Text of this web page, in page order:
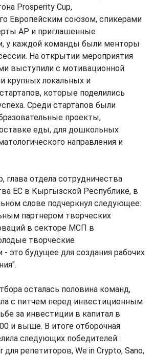
Prosperity Cup,
Европейским союзом, спикерами
АР и приглашенные
у каждой команды были менторы
На открытии мероприятия
выступили с мотивационной
крупных локальных и
которые поделились
Среди стартапов были
проекты,
еды, для дошкольных
направления и
глава отдела сотрудничества
ЕС в Кыргызской Республике, в
слове подчеркнул следующее:
партнером творческих
в секторе МСП в
творческие
- это будущее для создания рабочих
осталась половина команд,
с питчем перед инвестиционным
за инвестиции в капитал в
и выше. В итоге отборочная
следующих победителей:
для репетиторов, We in Crypto, Sano,